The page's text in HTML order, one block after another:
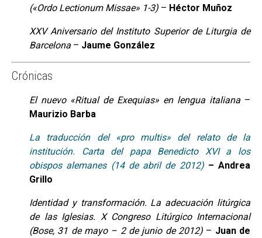
(«Ordo Lectionum Missae» 1-3) – Héctor Muñoz
XXV Aniversario del Instituto Superior de Liturgia de
Barcelona – Jaume González
Crónicas
El nuevo «Ritual de Exequias» en lengua italiana –
Maurizio Barba
La traducción del «pro multis» del relato de la
institución. Carta del papa Benedicto XVI a los
obispos alemanes (14 de abril de 2012) – Andrea
Grillo
Identidad y transformación. La adecuación litúrgica
de las Iglesias. X Congreso Litúrgico Internacional
(Bose, 31 de mayo – 2 de junio de 2012) – Juan de